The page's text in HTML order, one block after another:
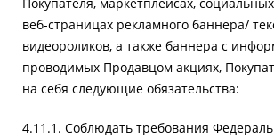
веб-страницах рекламного баннера/
видеороликов, а также баннера с
проводимых Продавцом акциях,
на себя следующие обязательства:
4.11.1. Соблюдать требования